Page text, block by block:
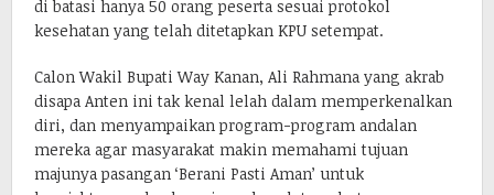
di batasi hanya 50 orang peserta sesuai protokol
kesehatan yang telah ditetapkan KPU setempat.
Calon Wakil Bupati Way Kanan, Ali Rahmana yang akrab
disapa Anten ini tak kenal lelah dalam memperkenalkan
diri, dan menyampaikan program-program andalan
mereka agar masyarakat makin memahami tujuan
majunya pasangan ‘Berani Pasti Aman’ untuk